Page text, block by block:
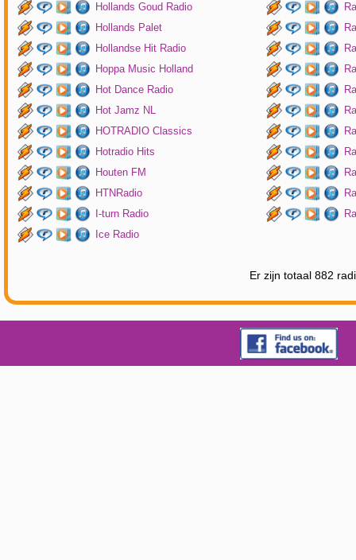
Hollands Goud Radio
Hollands Palet
Hollandse Hit Radio
Hoppa Music Holland
Hot Dance Radio
Hot Jamz NL
HOTRADIO Classics
Hotradio Hits
Houten FM
HTNRadio
I-turn Radio
Ice Radio
Er zijn totaal 882